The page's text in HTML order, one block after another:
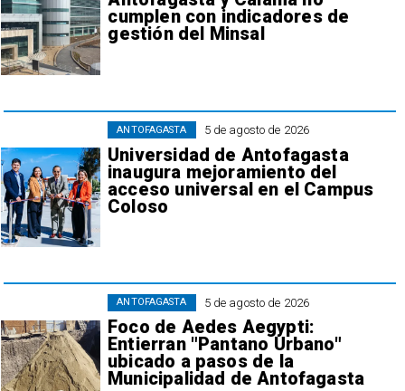
cumplen con indicadores de
gestión del Minsal
5 de agosto de 2026
Universidad de Antofagasta
inaugura mejoramiento del
acceso universal en el Campus
Coloso
ANTOFAGASTA
5 de agosto de 2026
Foco de Aedes Aegypti:
Entierran "Pantano Urbano"
ubicado a pasos de la
Municipalidad de Antofagasta
ANTOFAGASTA